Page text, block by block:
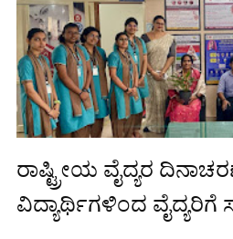
ರಾಷ್ಟ್ರೀಯ ವೈದ್ಯರ
ವಿದ್ಯಾರ್ಥಿಗಳಿಂದ ವೈದ್ಯರಿಗೆ